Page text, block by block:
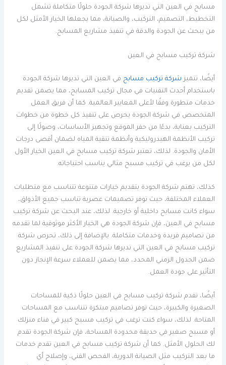
مسابح في العين التي تديرها شركة الجودة حلولًا متكاملة تشمل
التخطيط، التصميم، التركيب، والصيانة، مما يجعلها الخيار الأمثل لكل
من يبحث عن الجودة والدقة في تنفيذ مشاريع المسابح.
شركة تركيب مسابح في العين
أيضًا، تتميز شركة تركيب مسابح في العين التي تديرها شركة الجودة
باستخدام أحدث التقنيات في مجال تركيب المسابح، مما يضمن تقديم
خدمات متطورة وفقًا لأعلى المعايير العالمية. كما أن فريق العمل
المتخصص في شركة الجودة يحرص على تنفيذ كل خطوة من خطوات
التركيب بعناية، بدءًا من حفر الموقع وتجهيز الأساسات، وصولًا إلى
تركيب الأنظمة الهيدروليكية وأنظمة تنقية المياه لضمان أقصى درجات
الأمان والجودة. لذلك، تعتبر شركة تركيب مسابح في العين الخيار الأول
لكل من يرغب في تركيب مسبح مثالي يناسب احتياجاته.
كذلك، تهتم شركة الجودة بتقديم خيارات متنوعة تتناسب مع متطلبات
العملاء المختلفة، حيث توفر تصميمات عصرية تناسب جميع الأذواق،
سواء كانت مسابح داخلية أو خارجية. لذلك، عند البحث عن شركة تركيب
مسابح في العين، فإن شركة الجودة هي الخيار الأكثر موثوقية لما تقدمه
من تصاميم فريدة وخدمات متكاملة. بالإضافة إلى ذلك، تحرص شركة
تركيب مسابح في العين التي تديرها شركة الجودة على تنفيذ المشاريع
ضمن الجدول الزمني المحدد، مما يضمن للعملاء سرعة الإنجاز دون
التأثير على جودة العمل.
أيضًا، تقدم شركة تركيب مسابح في العين حلولًا ذكية للمساحات
الصغيرة والكبيرة، حيث توفر تصاميم مبتكرة تتناسب مع المساحات
المتاحة. لذلك، سواء كنت ترغب في تركيب مسبح كبير في فناء منزلك
أو مسبح صغير في حديقة محدودة المساحة، فإن شركة الجودة تقدم
لك الحلول الأمثل. كما أن شركة تركيب مسابح في العين تقدم خدمات
ما بعد التركيب مثل الصيانة الدورية، الفحص الفني، وإصلاح أي